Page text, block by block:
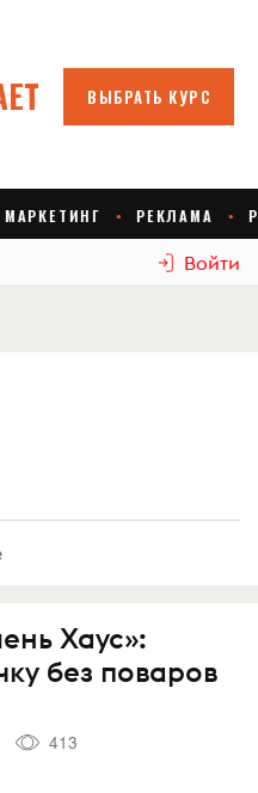
Войти
Хаус»:
без поваров
413